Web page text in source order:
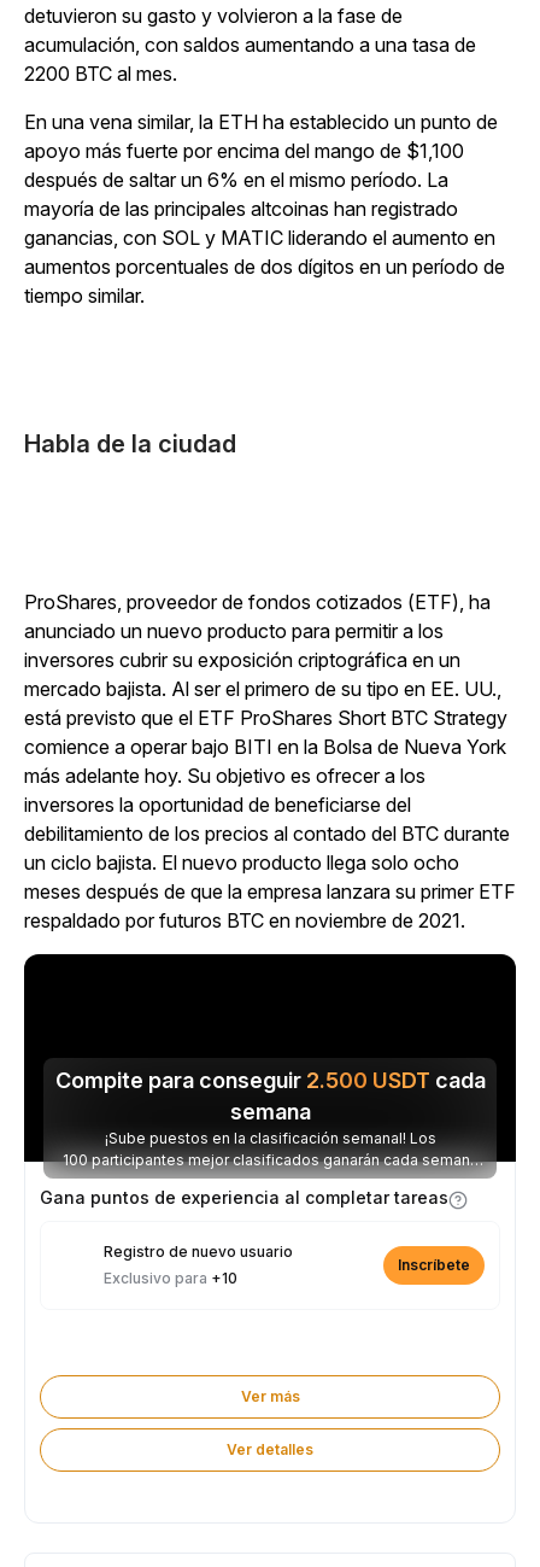
detuvieron su gasto y volvieron a la fase de
acumulación, con saldos aumentando a una tasa de
2200 BTC al mes.
En una vena similar, la ETH ha establecido un punto de
apoyo más fuerte por encima del mango de $1,100
después de saltar un 6% en el mismo período. La
mayoría de las principales altcoinas han registrado
ganancias, con SOL y MATIC liderando el aumento en
aumentos porcentuales de dos dígitos en un período de
tiempo similar.
Habla de la ciudad
ProShares, proveedor de fondos cotizados (ETF), ha
anunciado un nuevo producto para permitir a los
inversores cubrir su exposición criptográfica en un
mercado bajista. Al ser el primero de su tipo en EE. UU.,
está previsto que el ETF ProShares Short BTC Strategy
comience a operar bajo BITI en la Bolsa de Nueva York
más adelante hoy. Su objetivo es ofrecer a los
inversores la oportunidad de beneficiarse del
debilitamiento de los precios al contado del BTC durante
un ciclo bajista. El nuevo producto llega solo ocho
meses después de que la empresa lanzara su primer ETF
respaldado por futuros BTC en noviembre de 2021.
Compite para conseguir 2.500 USDT cada
semana
¡Sube puestos en la clasificación semanal! Los
100 participantes mejor clasificados ganarán cada semana
parte de los 2.500 USDT disponibles.
Gana puntos de experiencia al completar tareas
Registro de nuevo usuario
Exclusivo para +10
Inscríbete
Ver más
Ver detalles